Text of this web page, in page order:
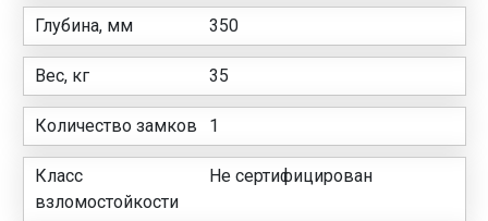
Глубина, мм 350
Вес, кг 35
Количество замков 1
Класс
взломостойкости
Не сертифицирован